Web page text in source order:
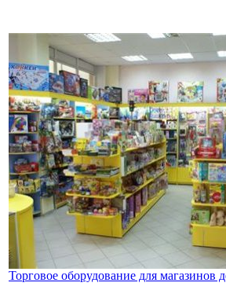
Торговое оборудование для магазинов